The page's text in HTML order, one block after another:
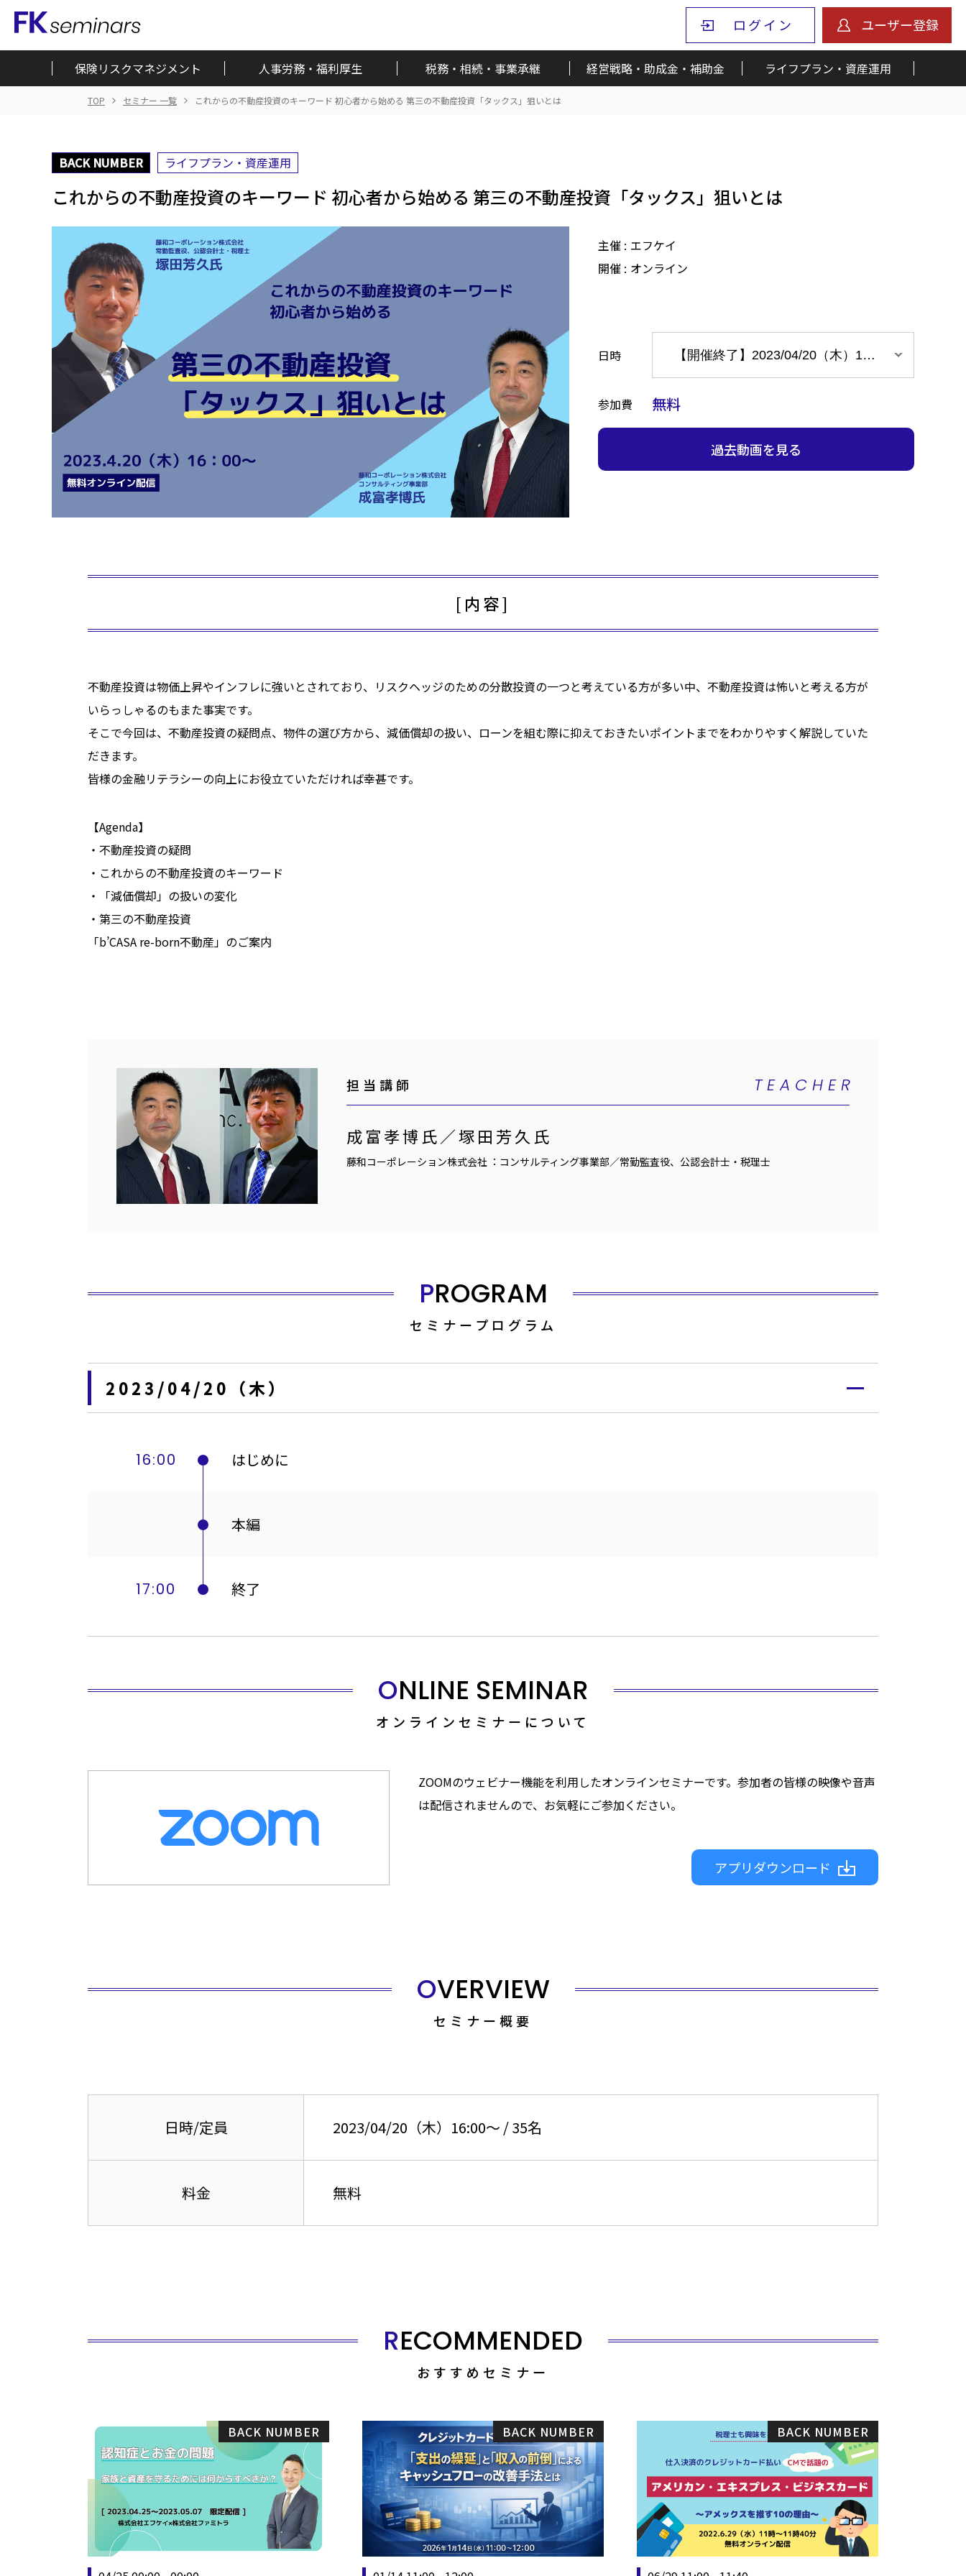
ログイン ユーザー登録
保険リスクマネジメント 人事労務・福利厚生 税務・相続・事業承継 経営戦略・助成金・補助金 ライフプラン・資産運用
TOP セミナー 一覧 これからの不動産投資のキーワード 初心者から始める 第三の不動産投資「タックス」狙いとは
BACK NUMBER ライフプラン・資産運用
これからの不動産投資のキーワード 初心者から始める 第三の不動産投資「タックス」狙いとは
主催 : エフケイ
開催 : オンライン
日時
参加費 無料
過去動画を見る
[内容]
不動産投資は物価上昇やインフレに強いとされており、リスクヘッジのための分散投資の一つと考えている方が多い中、不動産投資は怖いと考える方が
いらっしゃるのもまた事実です。
そこで今回は、不動産投資の疑問点、物件の選び方から、減価償却の扱い、ローンを組む際に抑えておきたいポイントまでをわかりやすく解説していた
だきます。
皆様の金融リテラシーの向上にお役立ていただければ幸甚です。
【Agenda】
・不動産投資の疑問
・これからの不動産投資のキーワード
・「減価償却」の扱いの変化
・第三の不動産投資
「b’CASA re-born不動産」のご案内
担当講師 TEACHER
成富孝博氏／塚田芳久氏
藤和コーポレーション株式会社 ：コンサルティング事業部／常勤監査役、公認会計士・税理士
PROGRAM
セミナープログラム
2023/04/20（木）
16:00 はじめに
本編
17:00 終了
ONLINE SEMINAR
オンラインセミナーについて
ZOOMのウェビナー機能を利用したオンラインセミナーです。参加者の皆様の映像や音声
は配信されませんので、お気軽にご参加ください。
アプリダウンロード
OVERVIEW
セミナー概要
日時/定員 2023/04/20（木）16:00〜 /35名
料金 無料
RECOMMENDED
おすすめセミナー
BACK NUMBER BACK NUMBER BACK NUMBER